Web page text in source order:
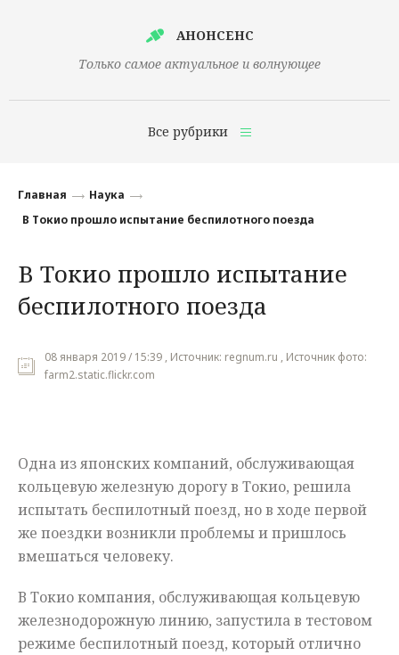
АНОНСЕНС
Только самое актуальное и волнующее
Все рубрики
Финансы
Наука
Культура
Общество
Происшествия
Главная
Наука
В Токио прошло испытание беспилотного поезда
В Токио прошло испытание
беспилотного поезда
08 января 2019 / 15:39 , Источник: regnum.ru , Источник фото:
farm2.static.flickr.com
Одна из японских компаний, обслуживающая
кольцевую железную дорогу в Токио, решила
испытать беспилотный поезд, но в ходе первой
же поездки возникли проблемы и пришлось
вмешаться человеку.
В Токио компания, обслуживающая кольцевую
железнодорожную линию, запустила в тестовом
режиме беспилотный поезд, который отлично